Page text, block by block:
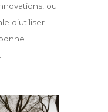
ou
d’utiliser